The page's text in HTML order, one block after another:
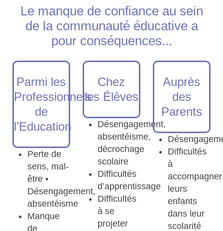
Le manque de confiance au sein
de la communauté éducative a
pour conséquences...
Parmi les
Professionnels
de
l’Education
Perte de
sens, mal-
être •
Désengagement,
absentéisme
Manque
de
Chez
les Élèves
Désengagement,
absentéisme,
décrochage
scolaire
Difficultés
d’apprentissage
Difficultés
à se
projeter
Auprès
des
Parents
Difficultés
à
accompagner
leurs
enfants
dans leur
scolarité